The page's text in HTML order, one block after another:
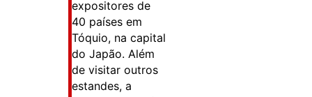
expositores de
40 países em
Tóquio, na capital
do Japão. Além
de visitar outros
estandes, a